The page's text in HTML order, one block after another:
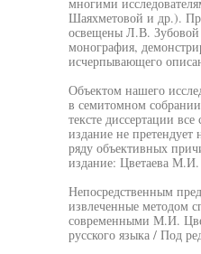
Шаяхметовой и др.).
освещены Л.В. Зубовой
монография,
исчерпывающего
Объектом нашего
в семитомном
тексте диссертации
издание не претендует
ряду объективных
издание: Цветаева
Непосредственным
извлеченные методом
современными М.И.
русского языка / Под